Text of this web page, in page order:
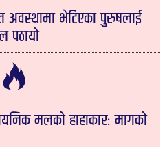
अवस्थामा भेटिएका पुरुषलाई
पठायो
मलको हाहाकारः मागको